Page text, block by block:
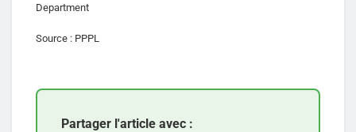
Department
Source : PPPL
Partager l'article avec :